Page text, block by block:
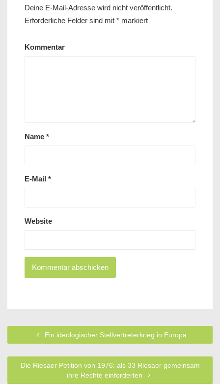
Deine E-Mail-Adresse wird nicht veröffentlicht.
Erforderliche Felder sind mit * markiert
Kommentar
Name *
E-Mail *
Website
Ein ideologischer Stellvertreterkrieg in Europa
Die Riesaer Petition von 1976: als 33 Riesaer gemeinsam
ihre Rechte einforderten